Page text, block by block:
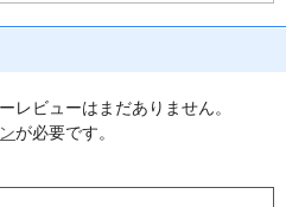
レビューはまだありません。
が必要です。